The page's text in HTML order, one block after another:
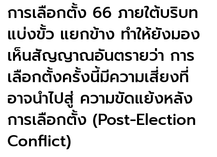
การเลือกตั้ง 66 ภายใต้บริบท
แบ่งขั้ว แยกข้าง ทำให้ยังมอง
เห็นสัญญาณอันตรายว่า การ
เลือกตั้งครั้งนี้มีความเสี่ยงที่
อาจนำไปสู่ ความขัดแย้งหลัง
การเลือกตั้ง (Post-Election
Conflict)